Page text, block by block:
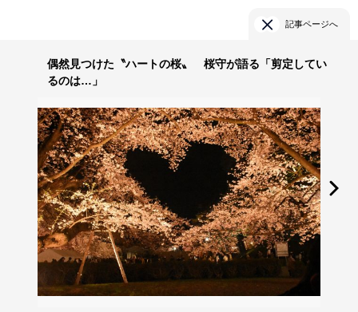
記事ページへ
偶然見つけた〝ハートの桜〟 桜守が語る「剪定してい
るのは…」